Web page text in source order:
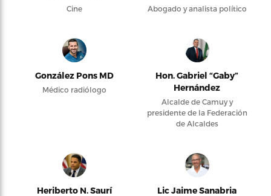
Cine Abogado y analista político
González Pons MD
Médico radiólogo
Hon. Gabriel “Gaby”
Hernández
Alcalde de Camuy y
presidente de la Federación
de Alcaldes
Heriberto N. Saurí Lic Jaime Sanabria